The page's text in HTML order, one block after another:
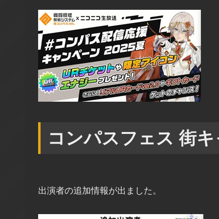
コンパスフェス 街
出演者の追加情報が出ました。